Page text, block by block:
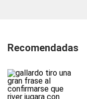
Recomendadas